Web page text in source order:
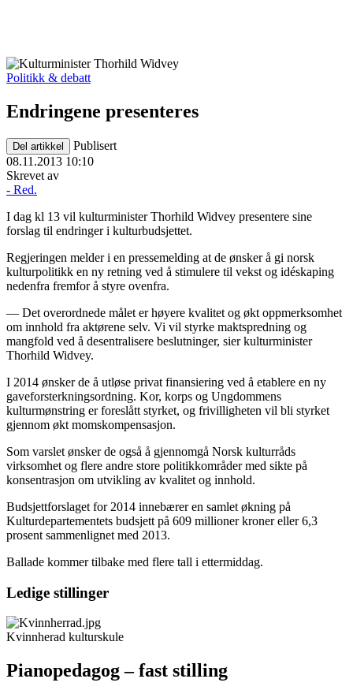
Politikk & debatt
Endringene presenteres
Del artikkel
Publisert
08.11.2013 10:10
Skrevet av
- Red.
I dag kl 13 vil kulturminister Thorhild Widvey presentere sine
forslag til endringer i kulturbudsjettet.
Regjeringen melder i en pressemelding at de ønsker å gi norsk
kulturpolitikk en ny retning ved å stimulere til vekst og idéskaping
nedenfra fremfor å styre ovenfra.
— Det overordnede målet er høyere kvalitet og økt oppmerksomhet
om innhold fra aktørene selv. Vi vil styrke maktspredning og
mangfold ved å desentralisere beslutninger, sier kulturminister
Thorhild Widvey.
I 2014 ønsker de å utløse privat finansiering ved å etablere en ny
gaveforsterkningsordning. Kor, korps og Ungdommens
kulturmønstring er foreslått styrket, og frivilligheten vil bli styrket
gjennom økt momskompensasjon.
Som varslet ønsker de også å gjennomgå Norsk kulturråds
virksomhet og flere andre store politikkområder med sikte på
konsentrasjon om utvikling av kvalitet og innhold.
Budsjettforslaget for 2014 innebærer en samlet økning på
Kulturdepartementets budsjett på 609 millioner kroner eller 6,3
prosent sammenlignet med 2013.
Ballade kommer tilbake med flere tall i ettermiddag.
Ledige stillinger
Kvinnherad kulturskule
Pianopedagog – fast stilling